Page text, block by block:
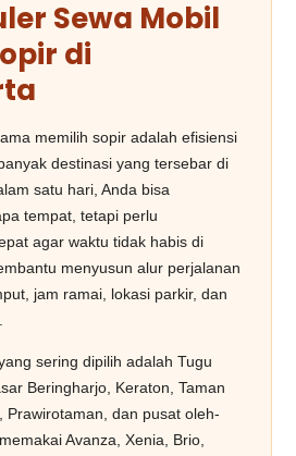
Sewa Mobil
di
memilih sopir adalah efisiensi
destinasi yang tersebar di
satu hari, Anda bisa
tempat, tetapi perlu
agar waktu tidak habis di
menyusun alur perjalanan
jam ramai, lokasi parkir, dan
sering dipilih adalah Tugu
Beringharjo, Keraton, Taman
Prawirotaman, dan pusat oleh-
Avanza, Xenia, Brio,